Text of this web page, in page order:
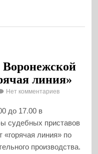
линия»
Нет комментариев
до 17.00 в
судебных приставов
«горячая линия» по
производства.